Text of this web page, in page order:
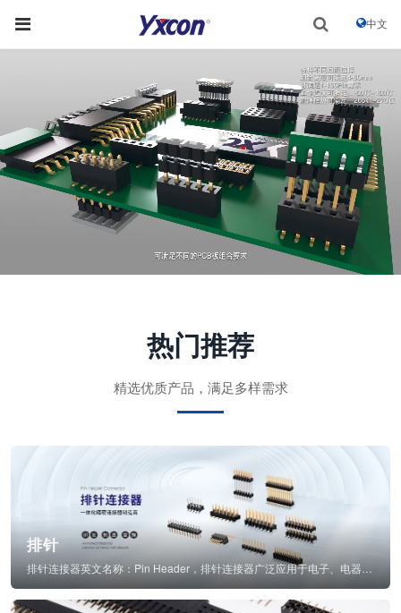
中文
热门推荐
精选优质产品，满足多样需求
排针